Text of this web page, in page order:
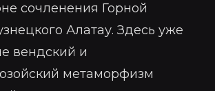
сочленения Горной
Алатау. Здесь уже
вендский и
метаморфизм